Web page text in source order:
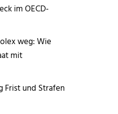
im OECD-
weg: Wie
mit
Frist und Strafen